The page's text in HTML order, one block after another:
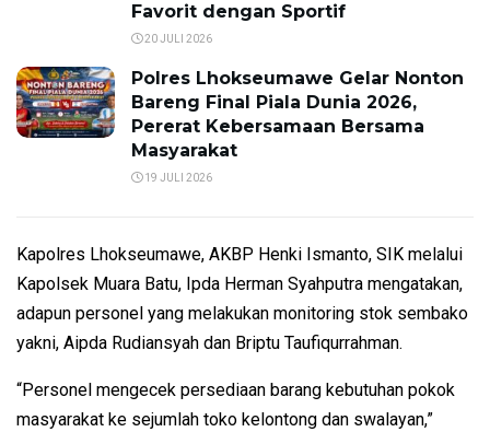
Favorit dengan Sportif
20 JULI 2026
Polres Lhokseumawe Gelar Nonton
Bareng Final Piala Dunia 2026,
Pererat Kebersamaan Bersama
Masyarakat
19 JULI 2026
Kapolres Lhokseumawe, AKBP Henki Ismanto, SIK melalui
Kapolsek Muara Batu, Ipda Herman Syahputra mengatakan,
adapun personel yang melakukan monitoring stok sembako
yakni, Aipda Rudiansyah dan Briptu Taufiqurrahman.
“Personel mengecek persediaan barang kebutuhan pokok
masyarakat ke sejumlah toko kelontong dan swalayan,”